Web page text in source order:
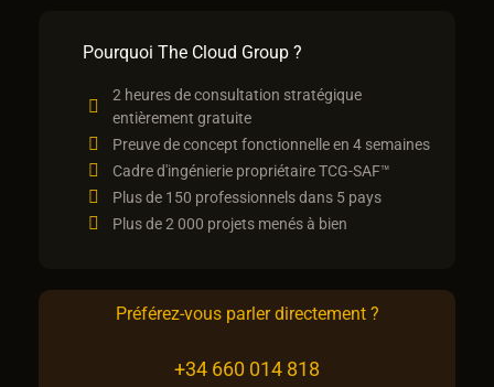
Pourquoi The Cloud Group ?
2 heures de consultation stratégique
entièrement gratuite
Preuve de concept fonctionnelle en 4 semaines
Cadre d'ingénierie propriétaire TCG-SAF™
Plus de 150 professionnels dans 5 pays
Plus de 2 000 projets menés à bien
Préférez-vous parler directement ?
+34 660 014 818